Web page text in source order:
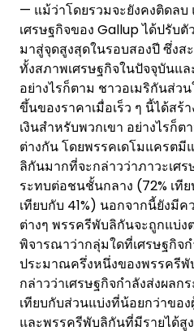
— แม้ว่าโดยรวมจะยังคงติดล
เศรษฐกิจของ Gallup ได้ปรับ
มาสู่จุดสูงสุดในรอบสองปี ซึ่ง
ทั้งสภาพเศรษฐกิจในปัจจุบันแ
อย่างไรก็ตาม ชาวอเมริกันส่ว
ขึ้นของราคาเมื่อเร็ว ๆ นี้ได้สร้
เงินสำหรับพวกเขา อย่างไรก็
ต่างกัน โดยพรรคเดโมแครต
ลิกันมากที่จะกล่าวว่าภาวะเศ
ระทบต่อชนชั้นกลาง (72% เที
เทียบกับ 41%) นอกจากนี้ยังมี
ต่างๆ พรรครีพับลิกันจะถูกแบ่ง
พิจารณาว่ากลุ่มใดที่เศรษฐกิจ
ประมาณครึ่งหนึ่งของพรรครีพั
กล่าวว่าเศรษฐกิจกำลังส่งผล
เทียบกับส่วนแบ่งที่น้อยกว่าขอ
และพรรครีพับลิกันที่มีรายได้สู